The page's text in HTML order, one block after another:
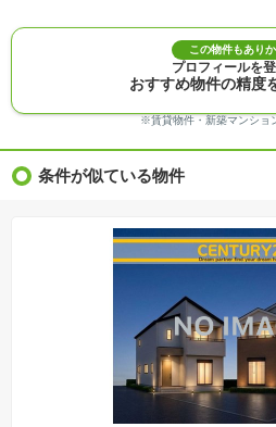
※建築条件付き土地価格には、建物価格は含まれませ
※物件情報は、原則として情報提供日の２日前に最終
※完成予想図はいずれも外構、植栽、外観等実際のも
※モデルルーム・モデルハウス・展示場・ショールー
※ＣＧ合成の画像の場合、実際とは多少異なる場合が
※物件特徴：販売戸数が複数の物件は、全ての住戸に
※価格更新：物件価格が変更された日から１週間表示
※建築条件土地の情報内に掲載されている、建物プラ
の一例であって、プランの採用可否は任意です。
※土地（建築条件なし）で「建物プラン例」が表記し
とは限りません。また建築請負会社を特定するもので
※建築条件付き土地とは、その土地に建築する建物の
ことを条件として売買される土地のことをいいます
協議するため、土地購入者が自己の希望する建物の
交渉期間が設定され、その期間内で希望を満たすプ
します。なお、この期間は概ね3ヶ月程度とされてい
負契約が成立しない場合、土地売買契約は白紙に戻
手付金など）は名目のいかんに関わらず、全て返却さ
※課税対象物件の「価格」や「費用等」は消費税込み
この物件もありか
プロフィールを
おすすめ物件の精度
※賃貸物件・新築マンショ
条件が似ている物件